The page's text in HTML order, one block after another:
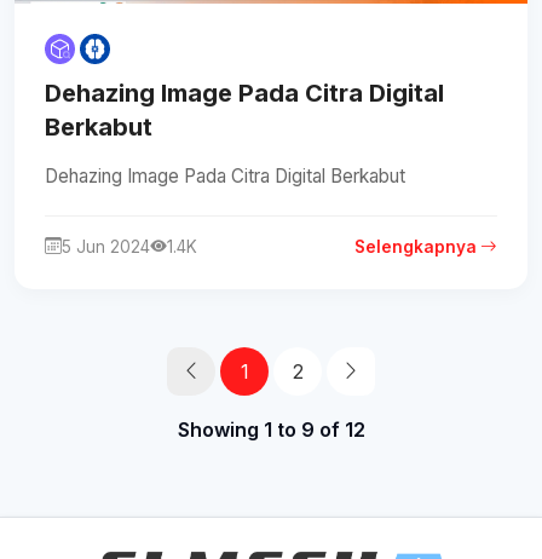
Dehazing Image Pada Citra Digital
Berkabut
Dehazing Image Pada Citra Digital Berkabut
5 Jun 2024 1.4K Selengkapnya
1 2
Showing 1 to 9 of 12